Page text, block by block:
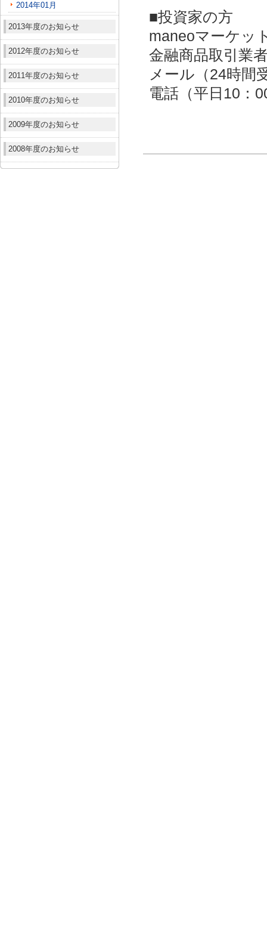
2014年01月
2013年度のお知らせ
2012年度のお知らせ
2011年度のお知らせ
2010年度のお知らせ
2009年度のお知らせ
2008年度のお知らせ
■投資家の方
maneoマーケッ
金融商品取引業
メール（24時間
電話（平日10：